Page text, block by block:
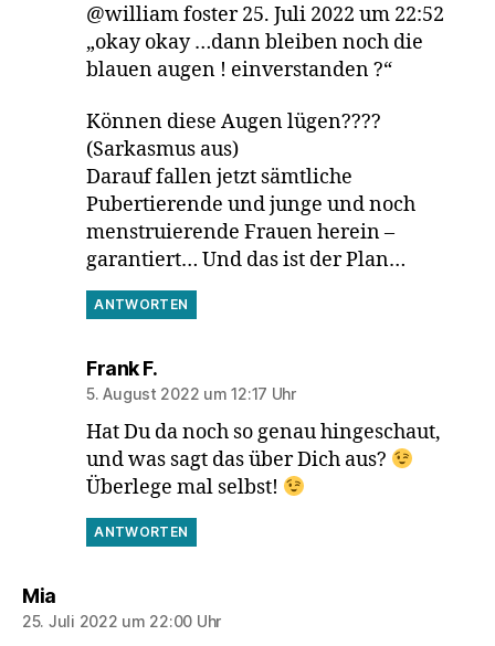
@william foster 25. Juli 2022 um 22:52
„okay okay …dann bleiben noch die
blauen augen ! einverstanden ?“
Können diese Augen lügen????
(Sarkasmus aus)
Darauf fallen jetzt sämtliche
Pubertierende und junge und noch
menstruierende Frauen herein –
garantiert… Und das ist der Plan…
ANTWORTEN
Frank F.sagt:
5. August 2022 um 12:17 Uhr
Hat Du da noch so genau hingeschaut,
und was sagt das über Dich aus?
Überlege mal selbst!
ANTWORTEN
Miasagt:
25. Juli 2022 um 22:00 Uhr